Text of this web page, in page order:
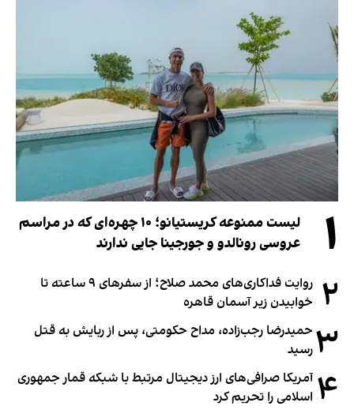
۱
لیست ممنوعه کریستیانو؛ ۱۰ چهره‌ای که در مراسم
عروسی رونالدو و جورجینا جایی ندارند
۲
روایت فداکاری‌های محمد صلاح؛ از سفرهای ۹ ساعته تا
خوابیدن زیر آسمان قاهره
۳ حمیدرضا رجب‌زاده، مداح حکومتی، پس از ربایش به قتل
رسید
۴ آمریکا صرافی‌های ارز دیجیتال مرتبط با شبکه قمار جمهوری
اسلامی را تحریم کرد